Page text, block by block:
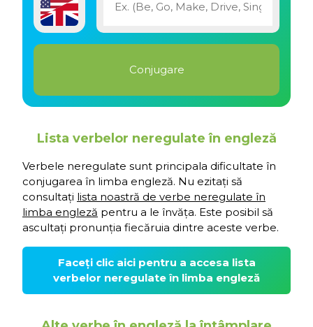
Lista verbelor neregulate în engleză
Verbele neregulate sunt principala dificultate în
conjugarea în limba engleză. Nu ezitați să
consultați lista noastră de verbe neregulate în
limba engleză pentru a le învăța. Este posibil să
ascultați pronunția fiecăruia dintre aceste verbe.
Faceți clic aici pentru a accesa lista
verbelor neregulate în limba engleză